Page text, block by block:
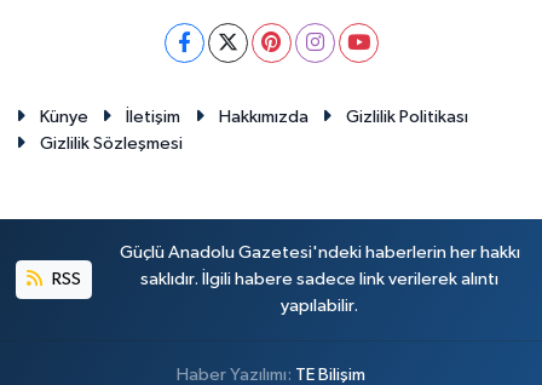
Künye İletişim Hakkımızda
Gizlilik Politikası
Gizlilik Sözleşmesi
RSS
Güçlü Anadolu Gazetesi'ndeki haberlerin her hakkı
saklıdır. İlgili habere sadece link verilerek alıntı
yapılabilir.
Haber Yazılımı: TE Bilişim